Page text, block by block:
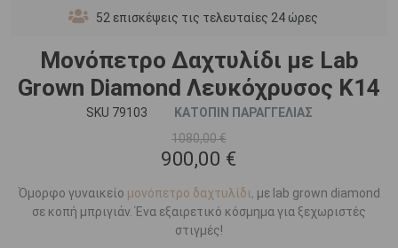
52 επισκέψεις τις τελευταίες 24 ώρες
Μονόπετρο Δαχτυλίδι με Lab
Grown Diamond Λευκόχρυσος Κ14
SKU 79103
ΚΑΤΟΠΙΝ ΠΑΡΑΓΓΕΛΙΑΣ
1080,00 €
900,00 €
Όμορφο γυναικείο μονόπετρο δαχτυλίδι, με lab grown diamond
σε κοπή μπριγιάν. Ένα εξαιρετικό κόσμημα για ξεχωριστές
στιγμές!